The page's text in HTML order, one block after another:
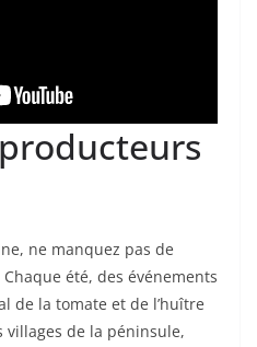
ne manquez pas de
été, des événements
de la tomate et de l’huître
villages de la péninsule,